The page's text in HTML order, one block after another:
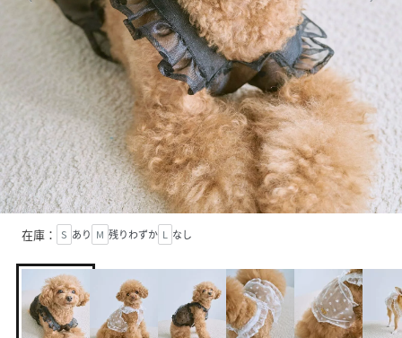
在庫： S あり M 残りわずか L なし